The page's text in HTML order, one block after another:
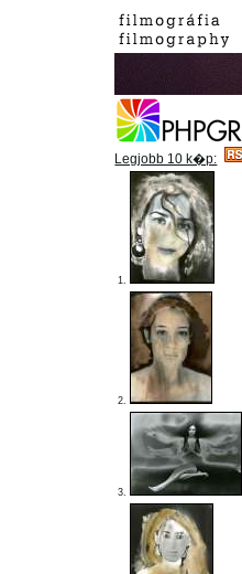
Legjobb 10 k�p:
1.
2.
3.